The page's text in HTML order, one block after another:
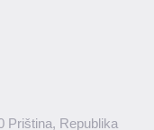
Priština, Republika